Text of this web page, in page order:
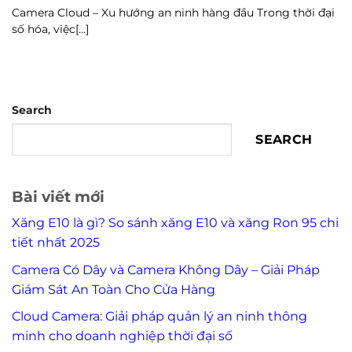
Camera Cloud – Xu hướng an ninh hàng đầu Trong thời đại
số hóa, việc[...]
Search
SEARCH
Bài viết mới
Xăng E10 là gì? So sánh xăng E10 và xăng Ron 95 chi
tiết nhất 2025
Camera Có Dây và Camera Không Dây – Giải Pháp
Giám Sát An Toàn Cho Cửa Hàng
Cloud Camera: Giải pháp quản lý an ninh thông
minh cho doanh nghiệp thời đại số